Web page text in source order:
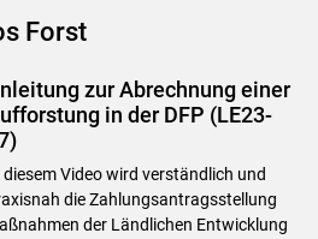
Forst
zur Abrechnung einer
in der DFP (LE23-
diesem Video wird verständlich und
die Zahlungsantragsstellung
der Ländlichen Entwicklung